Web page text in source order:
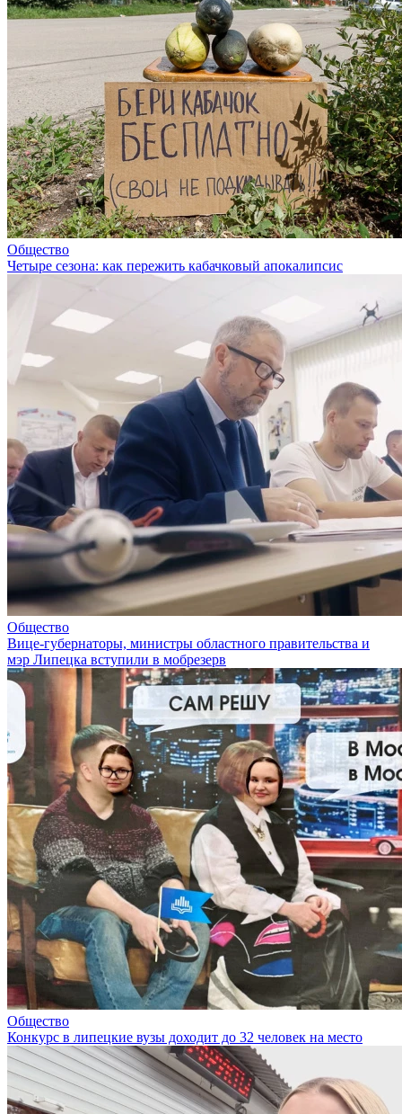
Общество
Четыре сезона: как пережить кабачковый апокалипсис
Общество
Вице-губернаторы, министры областного правительства и
мэр Липецка вступили в мобрезерв
Общество
Конкурс в липецкие вузы доходит до 32 человек на место